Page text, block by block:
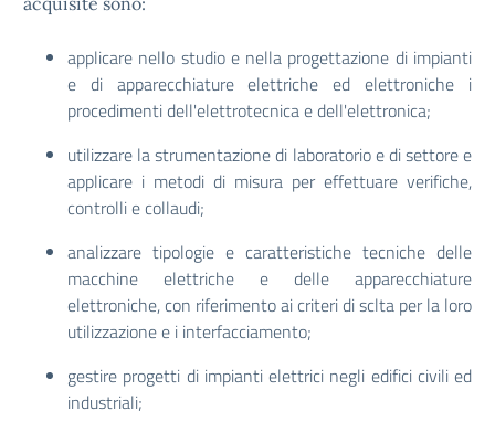
applicare nello studio e nella progettazione di impianti
e di apparecchiature elettriche ed elettroniche i
procedimenti dell'elettrotecnica e dell'elettronica;
utilizzare la strumentazione di laboratorio e di settore e
applicare i metodi di misura per effettuare verifiche,
controlli e collaudi;
analizzare tipologie e caratteristiche tecniche delle
macchine elettriche e delle apparecchiature
elettroniche, con riferimento ai criteri di sclta per la loro
utilizzazione e i interfacciamento;
gestire progetti di impianti elettrici negli edifici civili ed
industriali;